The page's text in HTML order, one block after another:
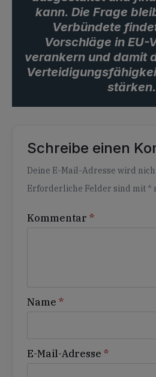
kann. Die Frage
Verbündete
Vorschläge in EU-
verankern und damit
Schreibe einen
Deine E-Mail-Adresse wird
Erforderliche Felder sind mit *
Kommentar *
Name *
E-Mail-Adresse *
Alternative: